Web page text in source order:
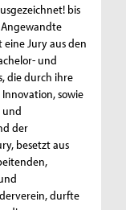
bis
Jury aus den
und
die durch ihre
sowie
und
der
besetzt aus
durfte